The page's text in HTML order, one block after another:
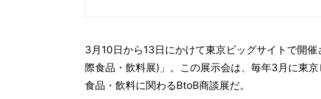
3月10日から13日にかけて東京ビッグサイトで開
際食品・飲料展)」。この展示会は、毎年3月に東
食品・飲料に関わるBtoB商談展だ。